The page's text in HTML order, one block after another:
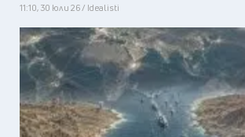
11:10, 30 юли 26 / Idealisti